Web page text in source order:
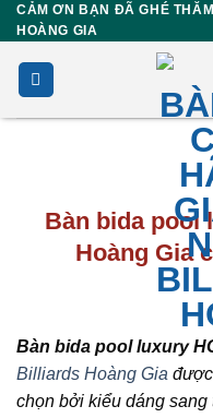
Skip
to
content
CẢM ƠN BẠN ĐÃ GHÉ
HOÀNG GIA
Bàn bida pool
Hoàng Gia
Bàn bida pool luxury
Billiards Hoàng Gia
chọn bởi kiểu dáng